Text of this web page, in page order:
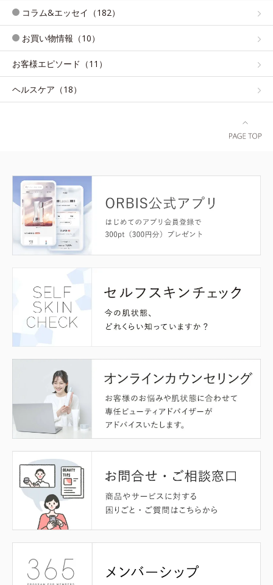
コラム&エッセイ（182）
お買い物情報（10）
お客様エピソード（11）
ヘルスケア（18）